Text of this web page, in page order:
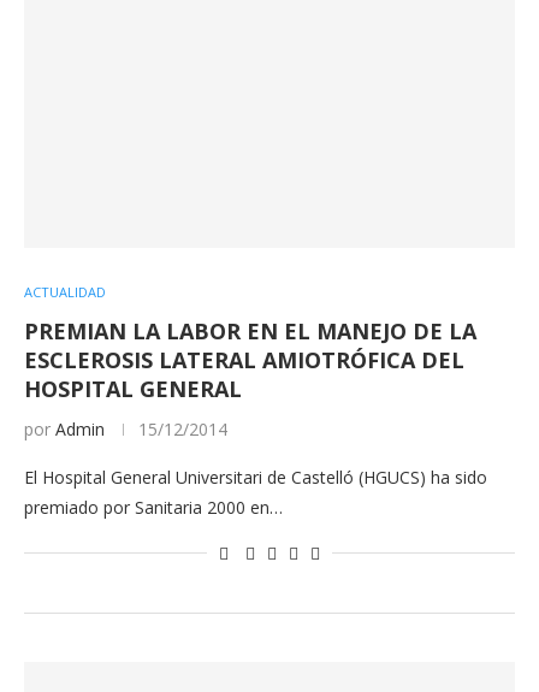
ACTUALIDAD
PREMIAN LA LABOR EN EL MANEJO DE LA
ESCLEROSIS LATERAL AMIOTRÓFICA DEL
HOSPITAL GENERAL
por Admin 15/12/2014
El Hospital General Universitari de Castelló (HGUCS) ha sido
premiado por Sanitaria 2000 en…